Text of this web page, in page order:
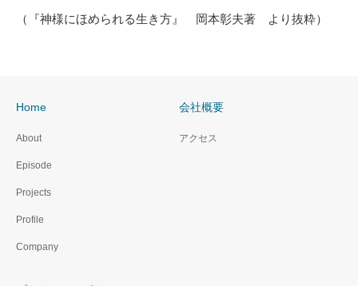
（『神様にほめられる生き方』 岡本彰夫著 より抜粋）
Home
About
Episode
Projects
Profile
Company
会社概要
アクセス